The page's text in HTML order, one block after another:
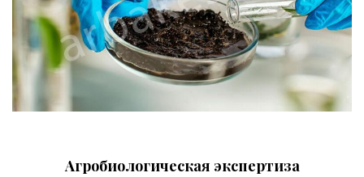
Агробиологическая экспертиза